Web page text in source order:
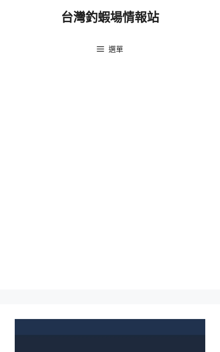
台灣釣蝦場情報站
選單